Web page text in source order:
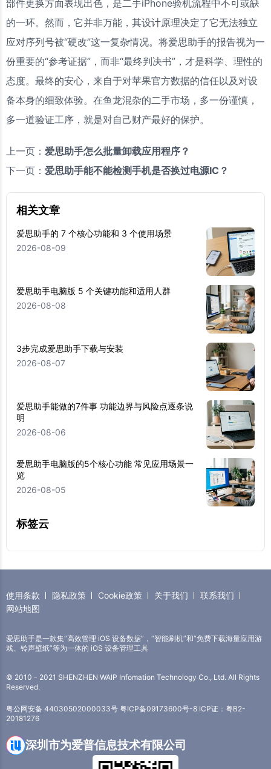
部件更换方面表现出色，是二手iPhone验机流程中不可或缺
的一环。然而，它并非万能，其设计原理决定了它无法独立
应对序列号被“硬改”这一复杂情况。将爱思助手的报告视为一
份重要的“参考证据”，而非“最终判决书”，才是科学、理性的
态度。最终的安心，来自于对苹果官方数据的信任以及对设
备本身的细致体验。在鱼龙混杂的二手市场，多一份谨慎，
多一道验证工序，就是对自己财产最好的保护。
上一页： 爱思助手怎么批量卸载应用程序？
下一页： 爱思助手能不能检测手机是否换过电源IC？
相关文章
爱思助手的 7 个核心功能和 3 个使用场景
2026-08-09
爱思助手电脑版 5 个关键功能和适用人群
2026-08-08
3步完成爱思助手下载与安装
2026-08-07
爱思助手能做的7件事 功能边界与风险点逐条说
明
2026-08-06
爱思助手电脑版的5个核心功能 常见应用场景一
览
2026-08-05
标签云
使用条款 隐私政策 Cookie政策 关于我们
联系我们
网站地图
爱思助手是一款集“高效管理 iOS 设备数据”，“智能刷机”和“免费下载海量应用游
戏、铃声壁纸”等为一体的 iOS 设备管理工具
© 2010 - 2021 SHENZHEN WAIP Infomation Technology Co., Ltd. All Rights
Reserved.
粤公网安备 44030502000033号 粤ICP备09173600号-8 ICP证：粤B2-
20181276
深圳市为爱普信息技术有限公司